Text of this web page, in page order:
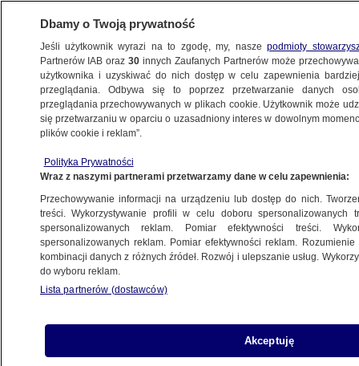
METEO
POGODA
Pochmurno w całym kraju,
na termometrach nawet 27 stopni
12.06.2022, 02:00
Udostępnij
Dbamy o Twoją prywatność
Jeśli użytkownik wyrazi na to zgodę, my, naszepodmioty
Partnerów IAB oraz30 innych Zaufanych Partnerów może
użytkownika i uzyskiwać do nich dostęp w celu zapewnienia
przeglądania. Odbywa się to poprzez przetwarzanie danych
przeglądania przechowywanych w plikach cookie. Użytkownik może
się przetwarzaniu w oparciu o uzasadniony interes w dowolnym
plików cookie i reklam”.
Polityka Prywatności
Wraz z naszymi partnerami przetwarzamy dane w celu zapewnienia:
Przechowywanie informacji na urządzeniu lub dostęp do nich.
treści. Wykorzystywanie profili w celu doboru spersonalizowanych
spersonalizowanych reklam. Pomiar efektywności treści.
spersonalizowanych reklam. Pomiar efektywności reklam.
kombinacji danych z różnych źródeł. Rozwój i ulepszanie usług.
do wyboru reklam.
Lista partnerów (dostawców)
Akceptuję